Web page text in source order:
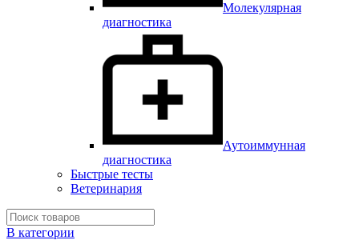
Молекулярная
диагностика
Аутоиммунная
диагностика
Быстрые тесты
Ветеринария
В категории